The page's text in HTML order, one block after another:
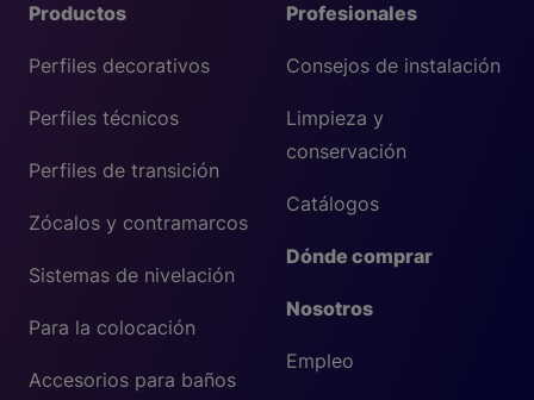
Profesionales
Consejos de instalación
Limpieza y
conservación
Catálogos
Dónde comprar
Nosotros
Empleo
Productos
Perfiles decorativos
Perfiles técnicos
Perfiles de transición
Zócalos y contramarcos
Sistemas de nivelación
Para la colocación
Accesorios para baños